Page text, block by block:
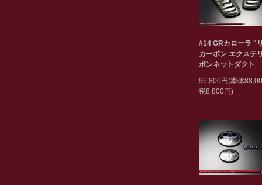
#14 GRカローラ "
カーボン エクステ
ボンネットダクト
96,800円(本体
税8,800円)